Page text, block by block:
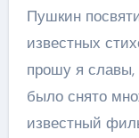
Пушкин
известных
прошу я славы,
было снято
известный